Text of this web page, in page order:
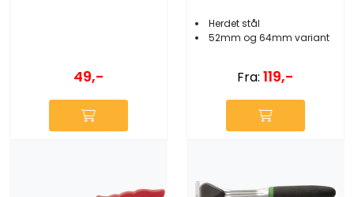
49,-
Herdet stål
52mm og 64mm variant
Fra: 119,-